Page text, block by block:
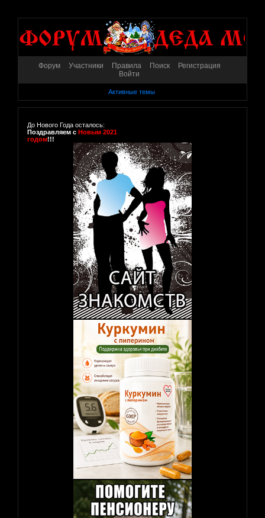
Форум Участники Правила Поиск
Регистрация
Войти
Активные темы
До Нового Года осталось:
Поздравляем с Новым 2021
годом!!!